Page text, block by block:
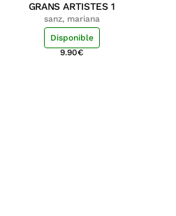
GRANS ARTISTES 1
sanz, mariana
Disponible
9.90€